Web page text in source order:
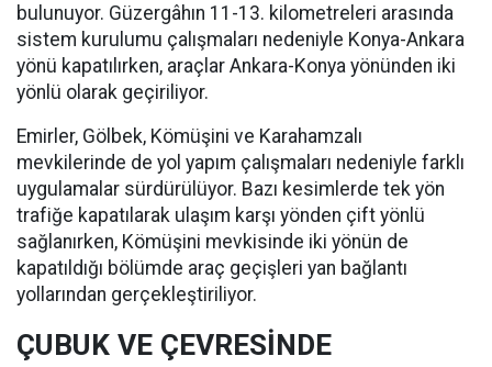
bulunuyor. Güzergâhın 11-13. kilometreleri arasında
sistem kurulumu çalışmaları nedeniyle Konya-Ankara
yönü kapatılırken, araçlar Ankara-Konya yönünden iki
yönlü olarak geçiriliyor.
Emirler, Gölbek, Kömüşini ve Karahamzalı
mevkilerinde de yol yapım çalışmaları nedeniyle farklı
uygulamalar sürdürülüyor. Bazı kesimlerde tek yön
trafiğe kapatılarak ulaşım karşı yönden çift yönlü
sağlanırken, Kömüşini mevkisinde iki yönün de
kapatıldığı bölümde araç geçişleri yan bağlantı
yollarından gerçekleştiriliyor.
ÇUBUK VE ÇEVRESİNDE